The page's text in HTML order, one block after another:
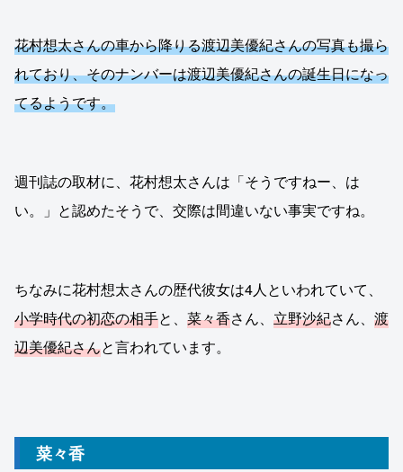
花村想太さんの車から降りる渡辺美優紀さんの写真も撮ら
れており、そのナンバーは渡辺美優紀さんの誕生日になっ
てるようです。
週刊誌の取材に、花村想太さんは「そうですねー、は
い。」と認めたそうで、交際は間違いない事実ですね。
ちなみに花村想太さんの歴代彼女は4人といわれていて、
小学時代の初恋の相手と、 菜々香さん、 立野沙紀さん、 渡
辺美優紀さんと言われています。
菜々香